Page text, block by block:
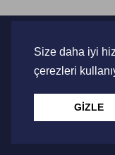
Size daha iyi
çerezleri
GİZLE